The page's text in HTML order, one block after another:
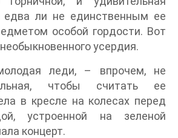
едва ли не единственным ее
особой гордости. Вот
усердия.
леди, – впрочем, не
чтобы считать ее
в кресле на колесах перед
устроенной на зеленой
концерт.